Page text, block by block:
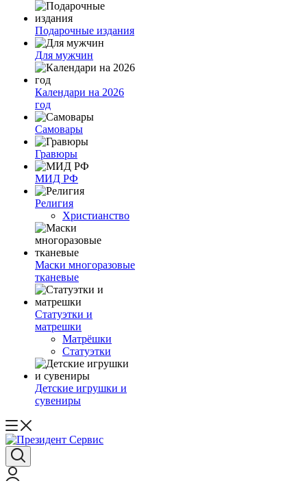
Подарочные издания
Для мужчин
Календари на 2026
год
Самовары
Гравюры
МИД РФ
Религия
Христианство
Маски многоразовые
тканевые
Статуэтки и
матрешки
Матрёшки
Статуэтки
Детские игрушки и
сувениры